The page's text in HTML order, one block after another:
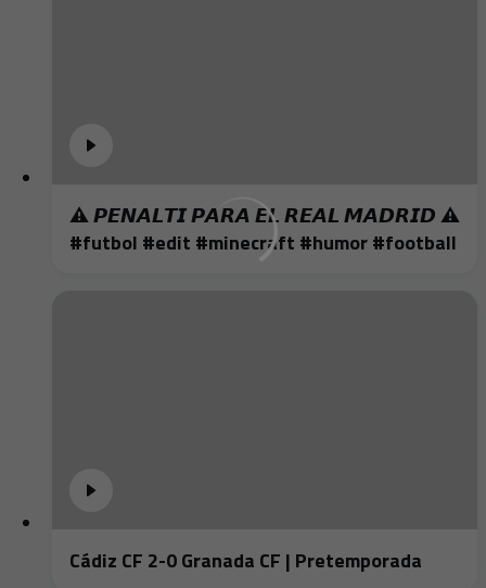
⚠️ 𝙋𝙀𝙉𝘼𝙇𝙏𝙄 𝙋𝘼𝙍𝘼 𝙀𝙇 𝙍𝙀𝘼𝙇 𝙈𝘼𝘿𝙍𝙄𝘿 ⚠️
#futbol #edit #minecraft #humor #football
Cádiz CF 2-0 Granada CF | Pretemporada